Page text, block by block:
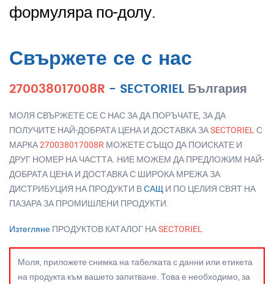
формуляра по-долу.
Свържете се с нас
270038017008R - SECTORIEL България
МОЛЯ СВЪРЖЕТЕ СЕ С НАС ЗА ДА ПОРЪЧАТЕ, ЗА ДА
ПОЛУЧИТЕ НАЙ-ДОБРАТА ЦЕНА И ДОСТАВКА ЗАSECTORIEL С
МАРКА270038017008R МОЖЕТЕ СЪЩО ДА ПОИСКАТЕ И
ДРУГ НОМЕР НА ЧАСТТА. НИЕ МОЖЕМ ДА ПРЕДЛОЖИМ НАЙ-
ДОБРАТА ЦЕНА И ДОСТАВКА С ШИРОКА МРЕЖА ЗА
ДИСТРИБУЦИЯ НА ПРОДУКТИ ВСАЩ И ПО ЦЕЛИЯ СВЯТ НА
ПАЗАРА ЗА ПРОМИШЛЕНИ ПРОДУКТИ.
Изтегляне ПРОДУКТОВ КАТАЛОГ НАSECTORIEL
Моля, приложете снимка на табелката с данни или етикета
на продукта към вашето запитване. Това е необходимо, за